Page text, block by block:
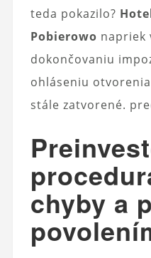
teda pokazilo?
Pobierowo napriek
dokončovaniu
ohláseniu
stále zatvorené.
chyby a